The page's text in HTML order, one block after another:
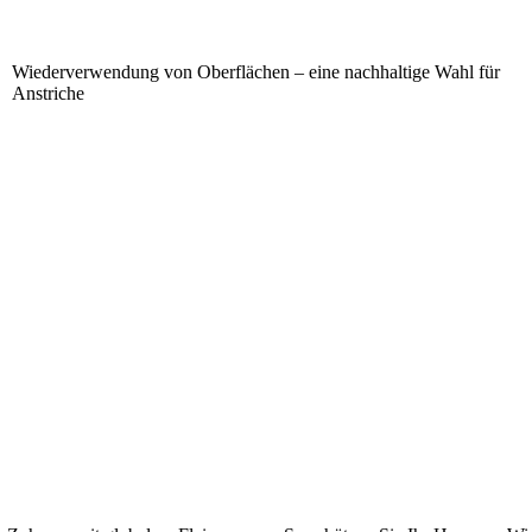
Wiederverwendung von Oberflächen – eine nachhaltige Wahl für
Anstriche